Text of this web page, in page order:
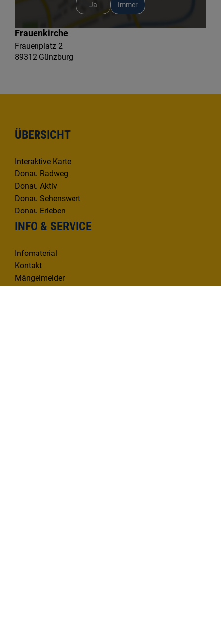
Ja Immer
Frauenkirche
Frauenplatz 2
89312 Günzburg
ÜBERSICHT
Interaktive Karte
Donau Radweg
Donau Aktiv
Donau Sehenswert
Donau Erleben
INFO & SERVICE
Infomaterial
Kontakt
Mängelmelder